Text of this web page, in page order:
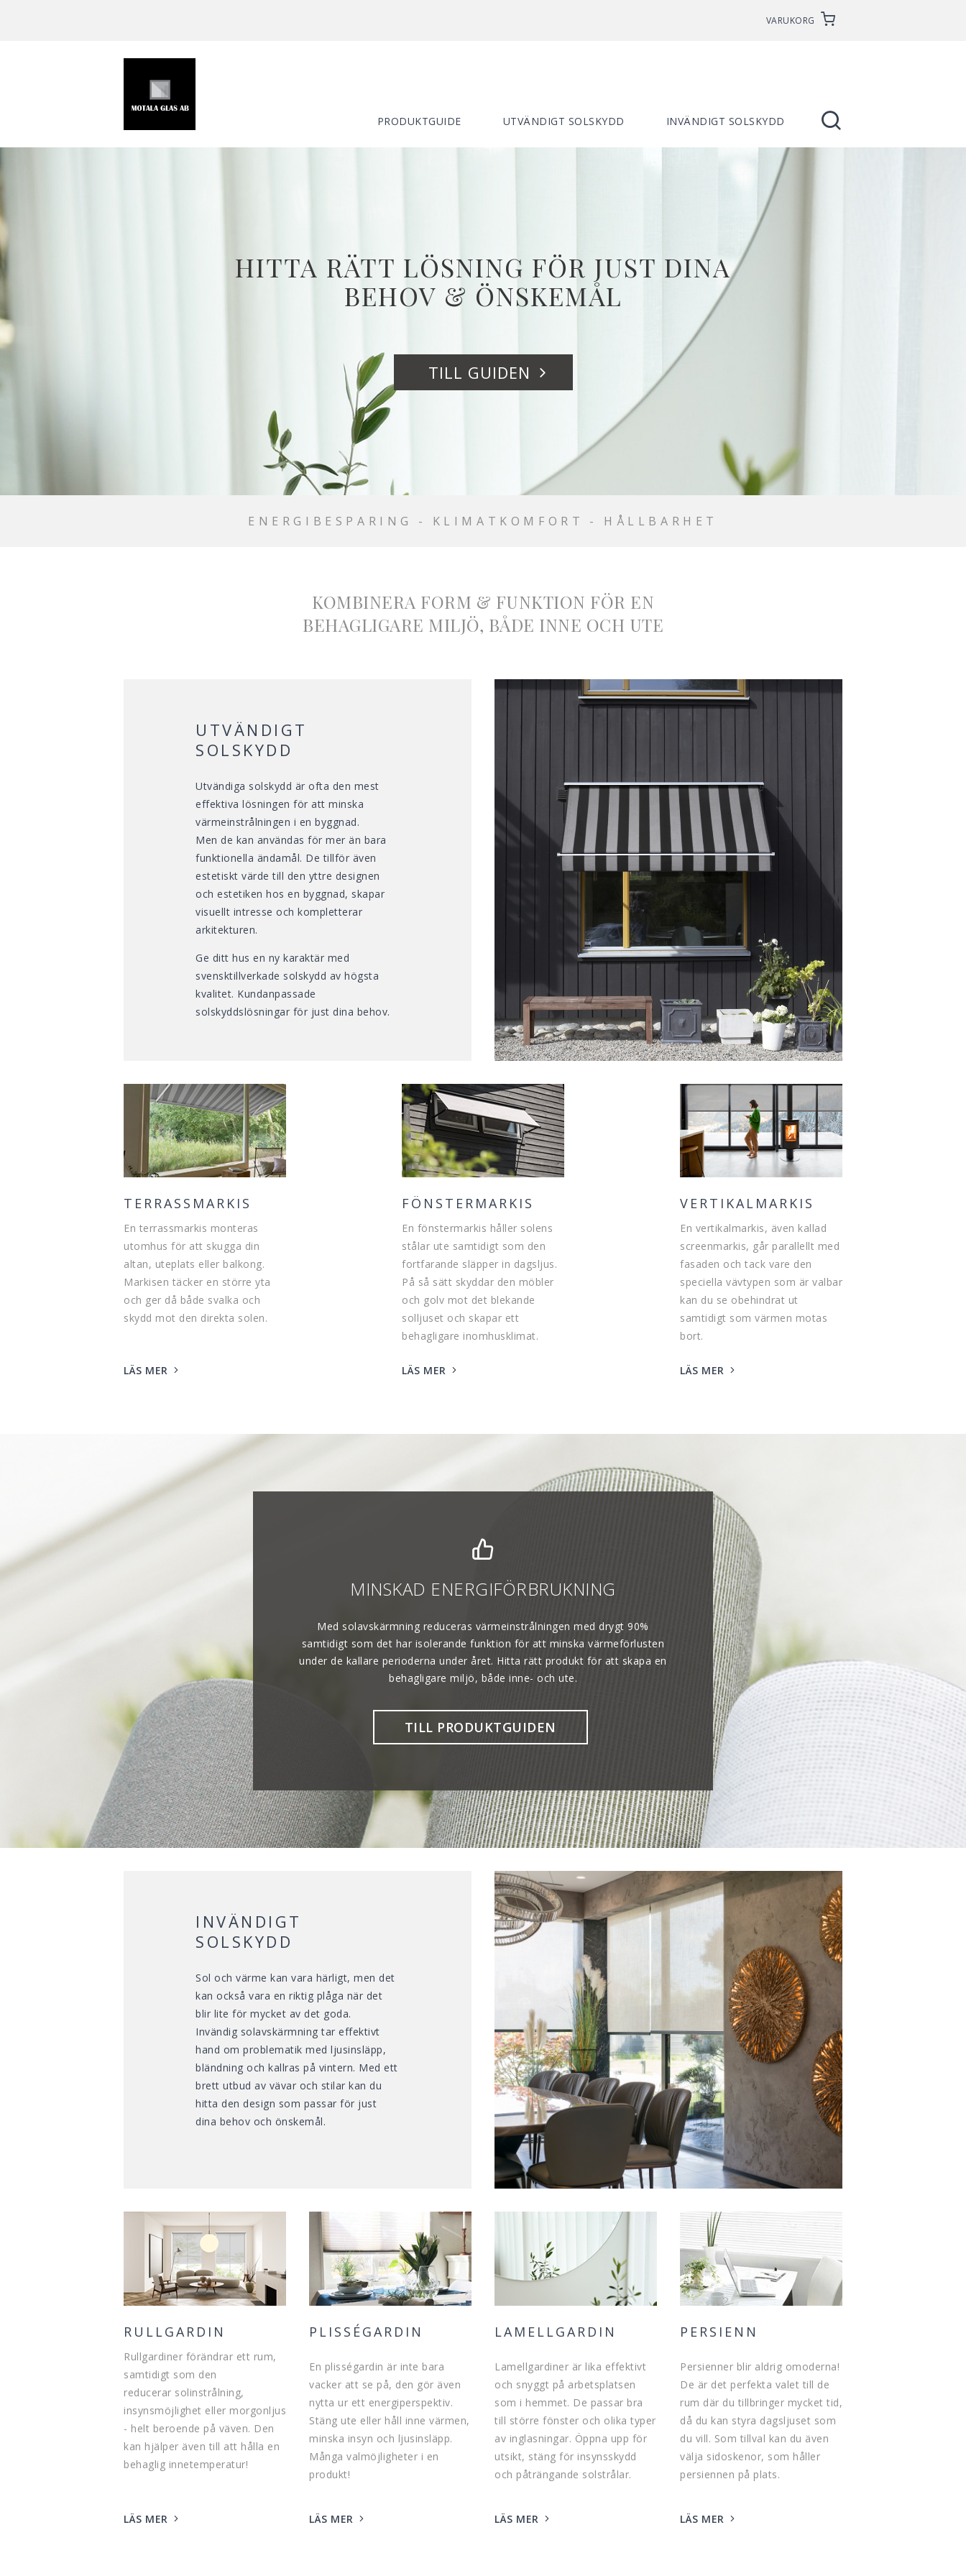
VARUKORG
PRODUKTGUIDE UTVÄNDIGT SOLSKYDD INVÄNDIGT SOLSKYDD
HITTA RÄTT LÖSNING FÖR JUST DINA
BEHOV & ÖNSKEMÅL
TILL GUIDEN
ENERGIBESPARING - KLIMATKOMFORT - HÅLLBARHET
KOMBINERA FORM & FUNKTION FÖR EN
BEHAGLIGARE MILJÖ, BÅDE INNE OCH UTE
UTVÄNDIGT
SOLSKYDD
Utvändiga solskydd är ofta den mest
effektiva lösningen för att minska
värmeinstrålningen i en byggnad.
Men de kan användas för mer än bara
funktionella ändamål. De tillför även
estetiskt värde till den yttre designen
och estetiken hos en byggnad, skapar
visuellt intresse och kompletterar
arkitekturen.
Ge ditt hus en ny karaktär med
svensktillverkade solskydd av högsta
kvalitet. Kundanpassade
solskyddslösningar för just dina behov.
TERRASSMARKIS
En terrassmarkis monteras
utomhus för att skugga din
altan, uteplats eller balkong.
Markisen täcker en större yta
och ger då både svalka och
skydd mot den direkta solen.
LÄS MER
FÖNSTERMARKIS
En fönstermarkis håller solens
stålar ute samtidigt som den
fortfarande släpper in dagsljus.
På så sätt skyddar den möbler
och golv mot det blekande
solljuset och skapar ett
behagligare inomhusklimat.
LÄS MER
VERTIKALMARKIS
En vertikalmarkis, även kallad
screenmarkis, går parallellt med
fasaden och tack vare den
speciella vävtypen som är valbar
kan du se obehindrat ut
samtidigt som värmen motas
bort.
LÄS MER
MINSKAD ENERGIFÖRBRUKNING
Med solavskärmning reduceras värmeinstrålningen med drygt 90%
samtidigt som det har isolerande funktion för att minska värmeförlusten
under de kallare perioderna under året. Hitta rätt produkt för att skapa en
behagligare miljö, både inne- och ute.
TILL PRODUKTGUIDEN
INVÄNDIGT
SOLSKYDD
Sol och värme kan vara härligt, men det
kan också vara en riktig plåga när det
blir lite för mycket av det goda.
Invändig solavskärmning tar effektivt
hand om problematik med ljusinsläpp,
bländning och kallras på vintern. Med ett
brett utbud av vävar och stilar kan du
hitta den design som passar för just
dina behov och önskemål.
RULLGARDIN
Rullgardiner förändrar ett rum,
samtidigt som den
reducerar solinstrålning,
insynsmöjlighet eller morgonljus
- helt beroende på väven. Den
kan hjälper även till att hålla en
behaglig innetemperatur!
LÄS MER
PLISSÉGARDIN
En plisségardin är inte bara
vacker att se på, den gör även
nytta ur ett energiperspektiv.
Stäng ute eller håll inne värmen,
minska insyn och ljusinsläpp.
Många valmöjligheter i en
produkt!
LÄS MER
LAMELLGARDIN
Lamellgardiner är lika effektivt
och snyggt på arbetsplatsen
som i hemmet. De passar bra
till större fönster och olika typer
av inglasningar. Öppna upp för
utsikt, stäng för insynsskydd
och påträngande solstrålar.
LÄS MER
PERSIENN
Persienner blir aldrig omoderna!
De är det perfekta valet till de
rum där du tillbringer mycket tid,
då du kan styra dagsljuset som
du vill. Som tillval kan du även
välja sidoskenor, som håller
persiennen på plats.
LÄS MER